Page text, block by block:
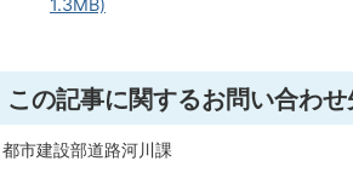
1.3MB)
この記事に関するお問い合わせ
都市建設部道路河川課